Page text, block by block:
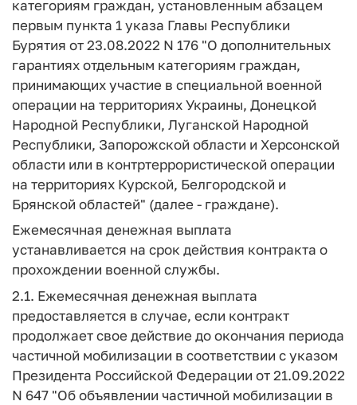
категориям граждан, установленным абзацем
первым пункта 1 указа Главы Республики
Бурятия от 23.08.2022 N 176 "О дополнительных
гарантиях отдельным категориям граждан,
принимающих участие в специальной военной
операции на территориях Украины, Донецкой
Народной Республики, Луганской Народной
Республики, Запорожской области и Херсонской
области или в контртеррористической операции
на территориях Курской, Белгородской и
Брянской областей" (далее - граждане).
Ежемесячная денежная выплата
устанавливается на срок действия контракта о
прохождении военной службы.
2.1. Ежемесячная денежная выплата
предоставляется в случае, если контракт
продолжает свое действие до окончания периода
частичной мобилизации в соответствии с указом
Президента Российской Федерации от 21.09.2022
N 647 "Об объявлении частичной мобилизации в